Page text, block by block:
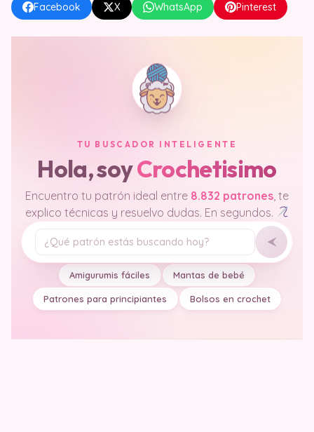
Facebook X WhatsApp Pinterest
TU BUSCADOR INTELIGENTE
Hola, soyCrochetisimo
Encuentro tu patrón ideal entre 8.832 patrones , te
explico técnicas y resuelvo dudas. En segundos.
Tu pregunta
Amigurumis fáciles Mantas de bebé
Patrones para principiantes Bolsos en crochet